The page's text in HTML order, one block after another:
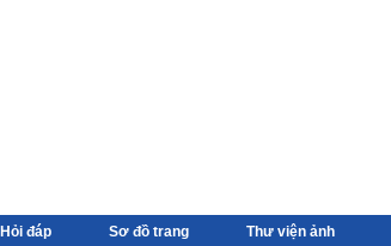
Hỏi đáp Sơ đồ trang Thư viện ảnh